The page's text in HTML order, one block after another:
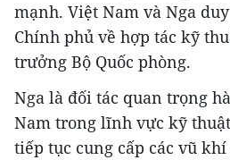
mạnh. Việt Nam và Nga
Chính phủ về hợp tác kỹ
trưởng Bộ Quốc phòng.
Nga là đối tác quan trọng
Nam trong lĩnh vực kỹ
tiếp tục cung cấp các vũ